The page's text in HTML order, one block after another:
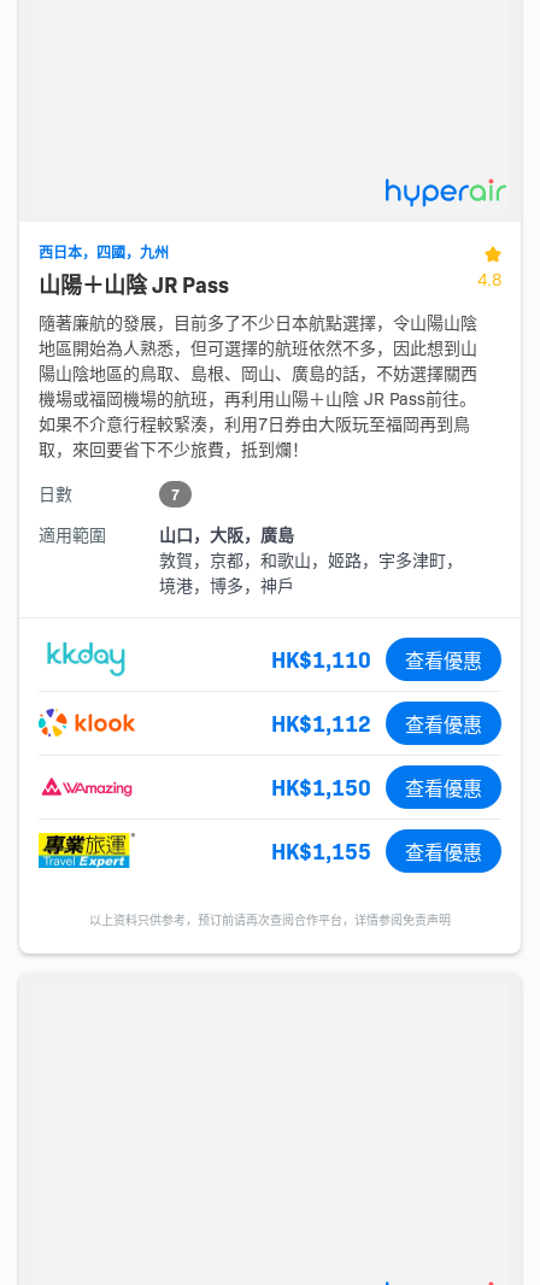
西日本，四國，九州
山陽＋山陰 JR Pass
隨著廉航的發展，目前多了不少日本航點選擇，令山陽山陰
地區開始為人熟悉，但可選擇的航班依然不多，因此想到山
陽山陰地區的鳥取、島根、岡山、廣島的話，不妨選擇關西
機場或福岡機場的航班，再利用山陽＋山陰 JR Pass前往。
如果不介意行程較緊湊，利用7日券由大阪玩至福岡再到鳥
取，來回要省下不少旅費，抵到爛！
日數
7
適用範圍
山口，大阪，廣島
敦賀，京都，和歌山，姬路，宇多津町，
境港，博多，神戶
4.8
HK$1,110 查看優惠
HK$1,112 查看優惠
HK$1,150 查看優惠
HK$1,155 查看優惠
以上资料只供参考，预订前请再次查阅合作平台，详情参阅免责声明